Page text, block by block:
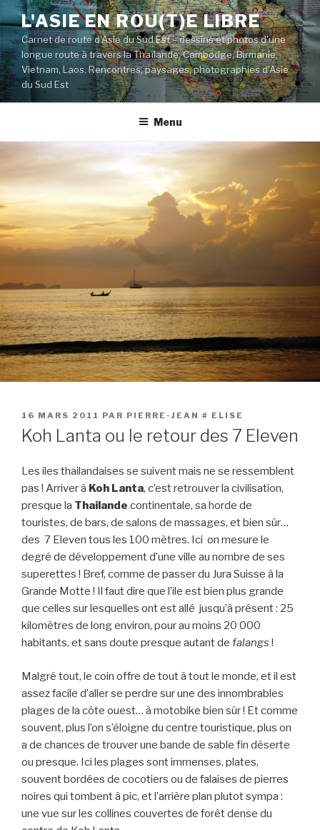
Aller
au
contenu
principal
L'ASIE EN ROU(T)E LIBRE
Carnet de route d'Asie du Sud Est – dessins et photos d'une
longue route à travers la Thaïlande, Cambodge, Birmanie,
Vietnam, Laos. Rencontres, paysages, photographies d'Asie
du Sud Est
Menu
PUBLIÉ
LE
16 MARS 2011 PAR PIERRE-JEAN # ELISE
Koh Lanta ou le retour des 7 Eleven
Les iles thailandaises se suivent mais ne se ressemblent
pas ! Arriver à Koh Lanta, c’est retrouver la civilisation,
presque la Thailande continentale, sa horde de
touristes, de bars, de salons de massages, et bien sûr…
des 7 Eleven tous les 100 mètres. Ici on mesure le
degré de développement d’une ville au nombre de ses
superettes ! Bref, comme de passer du Jura Suisse à la
Grande Motte ! Il faut dire que l’ile est bien plus grande
que celles sur lesquelles ont est allé jusqu’à présent : 25
kilomètres de long environ, pour au moins 20 000
habitants, et sans doute presque autant de falangs !
Malgré tout, le coin offre de tout à tout le monde, et il est
assez facile d’aller se perdre sur une des innombrables
plages de la côte ouest… à motobike bien sûr ! Et comme
souvent, plus l’on s’éloigne du centre touristique, plus on
a de chances de trouver une bande de sable fin déserte
ou presque. Ici les plages sont immenses, plates,
souvent bordées de cocotiers ou de falaises de pierres
noires qui tombent à pic, et l’arrière plan plutot sympa :
une vue sur les collines couvertes de forêt dense du